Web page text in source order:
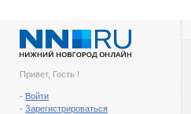
Привет, Гость !
- Войти
- Зарегистрироваться